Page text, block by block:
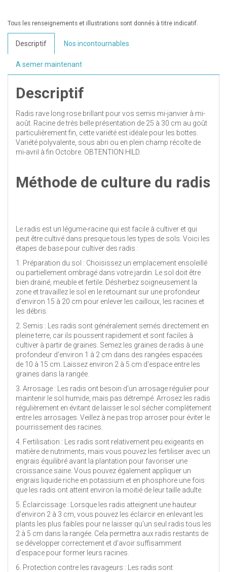
Tous les renseignements et illustrations sont donnés à titre indicatif.
Descriptif Nos incontournables
A semer maintenant
Descriptif
Radis rave long rose brillant pour vos semis mi-janvier à mi-
août. Racine de très belle présentation de 25 à 30 cm au goût
particulièrement fin, cette variété est idéale pour les bottes.
Variété polyvalente, sous abri ou en plein champ récolte de
mi-avril à fin Octobre. OBTENTION HILD.
Méthode de culture du radis
Le radis est un légume-racine qui est facile à cultiver et qui
peut être cultivé dans presque tous les types de sols. Voici les
étapes de base pour cultiver des radis :
1. Préparation du sol : Choisissez un emplacement ensoleillé
ou partiellement ombragé dans votre jardin. Le sol doit être
bien drainé, meuble et fertile. Désherbez soigneusement la
zone et travaillez le sol en le retournant sur une profondeur
d'environ 15 à 20 cm pour enlever les cailloux, les racines et
les débris.
2. Semis : Les radis sont généralement semés directement en
pleine terre, car ils poussent rapidement et sont faciles à
cultiver à partir de graines. Semez les graines de radis à une
profondeur d'environ 1 à 2 cm dans des rangées espacées
de 10 à 15 cm. Laissez environ 2 à 5 cm d'espace entre les
graines dans la rangée.
3. Arrosage : Les radis ont besoin d'un arrosage régulier pour
maintenir le sol humide, mais pas détrempé. Arrosez les radis
régulièrement en évitant de laisser le sol sécher complètement
entre les arrosages. Veillez à ne pas trop arroser pour éviter le
pourrissement des racines.
4. Fertilisation : Les radis sont relativement peu exigeants en
matière de nutriments, mais vous pouvez les fertiliser avec un
engrais équilibré avant la plantation pour favoriser une
croissance saine. Vous pouvez également appliquer un
engrais liquide riche en potassium et en phosphore une fois
que les radis ont atteint environ la moitié de leur taille adulte.
5. Éclaircissage : Lorsque les radis atteignent une hauteur
d'environ 2 à 3 cm, vous pouvez les éclaircir en enlevant les
plants les plus faibles pour ne laisser qu'un seul radis tous les
2 à 5 cm dans la rangée. Cela permettra aux radis restants de
se développer correctement et d'avoir suffisamment
d'espace pour former leurs racines.
6. Protection contre les ravageurs : Les radis sont